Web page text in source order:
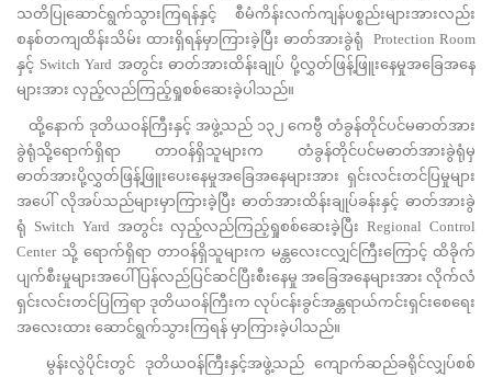
သတိပြုဆောင်ရွက်သွားကြရန်နှင့် စီမံကိန်းလက်ကျန်ပစ္စည်းများအားလည်း
စနစ်တကျထိန်းသိမ်း ထားရှိရန်မှာကြားခဲ့ပြီး ဓာတ်အားခွဲရုံ Protection Room
နှင့် Switch Yard အတွင်း ဓာတ်အားထိန်းချုပ် ပို့လွှတ်ဖြန့်ဖြူးနေမှုအခြေအနေ
များအား လှည့်လည်ကြည့်ရှုစစ်ဆေးခဲ့ပါသည်။
ထို့နောက် ဒုတိယဝန်ကြီးနှင့် အဖွဲ့သည် ၁၃၂ ကေဗွီ တံခွန်တိုင်ပင်မဓာတ်အား
ခွဲရုံသို့ရောက်ရှိရာ တာဝန်ရှိသူများက တံခွန်တိုင်ပင်မဓာတ်အားခွဲရုံမှ
ဓာတ်အားပို့လွှတ်ဖြန့်ဖြူးပေးနေမှုအခြေအနေများအား ရှင်းလင်းတင်ပြမှုများ
အပေါ် လိုအပ်သည်များမှာကြားခဲ့ပြီး ဓာတ်အားထိန်းချုပ်ခန်းနှင့် ဓာတ်အားခွဲ
ရုံ Switch Yard အတွင်း လှည့်လည်ကြည့်ရှုစစ်ဆေးခဲ့ပြီး Regional Control
Center သို့ ရောက်ရှိရာ တာဝန်ရှိသူများက မန္တလေးငလျှင်ကြီးကြောင့် ထိခိုက်
ပျက်စီးမှုများအပေါ် ပြန်လည်ပြင်ဆင်ပြီးစီးနေမှု အခြေအနေများအား လိုက်လံ
ရှင်းလင်းတင်ပြကြရာ ဒုတိယဝန်ကြီးက လုပ်ငန်းခွင်အန္တရာယ်ကင်းရှင်းစေရေး
အလေးထား ဆောင်ရွက်သွားကြရန် မှာကြားခဲ့ပါသည်။
မွန်းလွဲပိုင်းတွင် ဒုတိယဝန်ကြီးနှင့်အဖွဲ့သည် ကျောက်ဆည်ခရိုင်လျှပ်စစ်